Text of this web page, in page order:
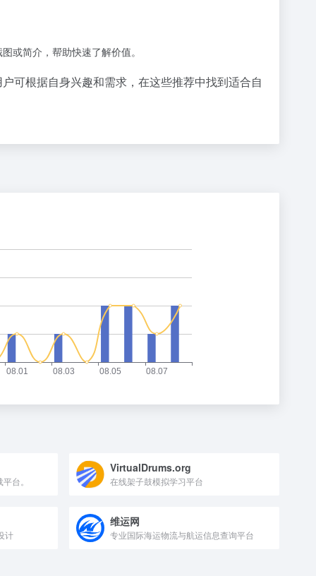
或简介，帮助快速了解价值。
可根据自身兴趣和需求，在这些推荐中找到适合自
台。
VirtualDrums.org
在线架子鼓模拟学习平台
计
维运网
专业国际海运物流与航运信息查询平台